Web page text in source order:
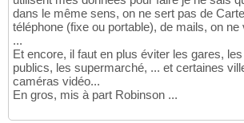
dans le même sens, on ne sert pas de
téléphone (fixe ou portable), de mails, on
...
Et encore, il faut en plus éviter les gares,
publics, les supermarché, ... et certaines
caméras vidéo...
En gros, mis à part Robinson ...